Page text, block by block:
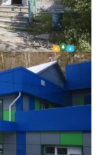
Крытый бассейн
даты